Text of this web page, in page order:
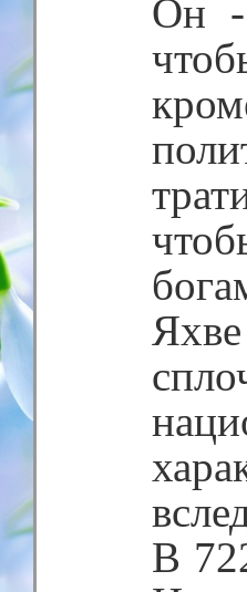
Он -
В